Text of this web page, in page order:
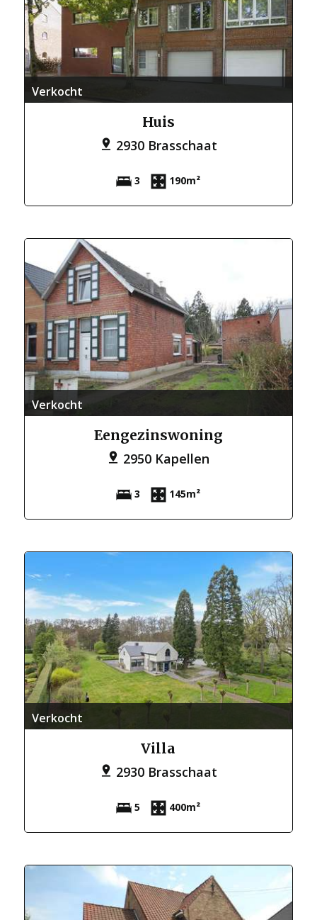
Verkocht
Huis
2930 Brasschaat
3 190m²
Verkocht
Eengezinswoning
2950 Kapellen
3 145m²
Verkocht
Villa
2930 Brasschaat
5 400m²